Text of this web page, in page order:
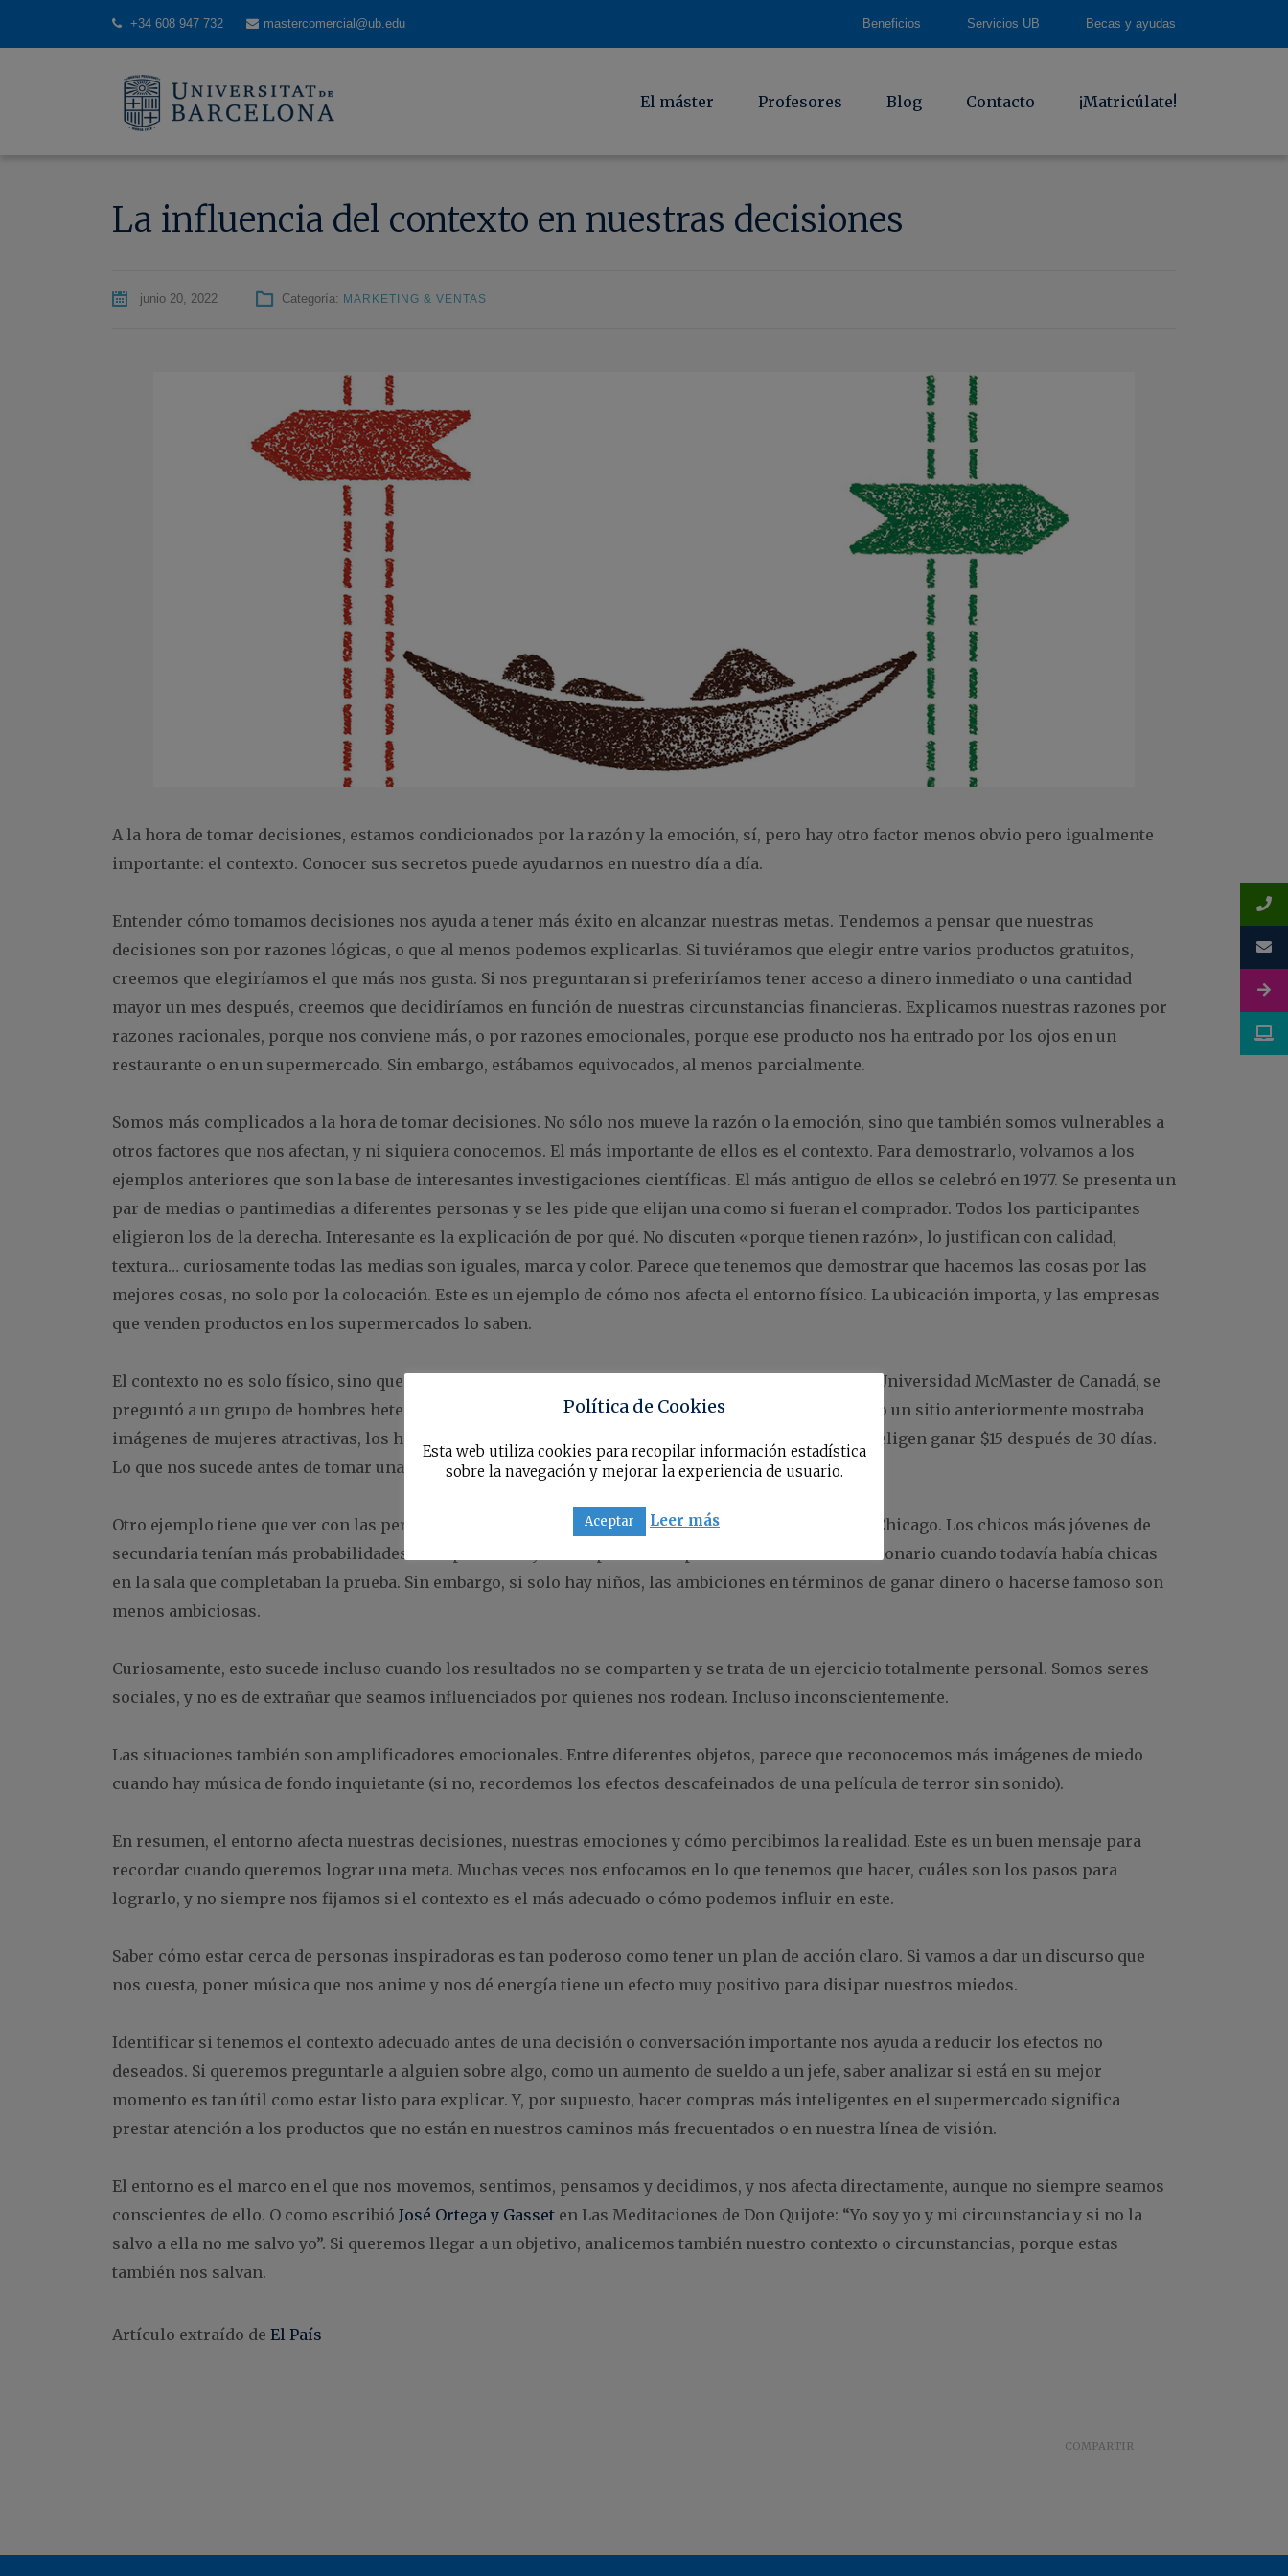
+34 608 947 732 mastercomercial@ub.edu Beneficios Servicios UB Becas y ayudas
El máster Profesores Blog Contacto ¡Matricúlate!
La influencia del contexto en nuestras decisiones
junio 20, 2022 Categoría: MARKETING & VENTAS
A la hora de tomar decisiones, estamos condicionados por la razón y la emoción, sí, pero hay otro factor menos obvio pero igualmente
importante: el contexto. Conocer sus secretos puede ayudarnos en nuestro día a día.
Entender cómo tomamos decisiones nos ayuda a tener más éxito en alcanzar nuestras metas. Tendemos a pensar que nuestras
decisiones son por razones lógicas, o que al menos podemos explicarlas. Si tuviéramos que elegir entre varios productos gratuitos,
creemos que elegiríamos el que más nos gusta. Si nos preguntaran si preferiríamos tener acceso a dinero inmediato o una cantidad
mayor un mes después, creemos que decidiríamos en función de nuestras circunstancias financieras. Explicamos nuestras razones por
razones racionales, porque nos conviene más, o por razones emocionales, porque ese producto nos ha entrado por los ojos en un
restaurante o en un supermercado. Sin embargo, estábamos equivocados, al menos parcialmente.
Somos más complicados a la hora de tomar decisiones. No sólo nos mueve la razón o la emoción, sino que también somos vulnerables a
otros factores que nos afectan, y ni siquiera conocemos. El más importante de ellos es el contexto. Para demostrarlo, volvamos a los
ejemplos anteriores que son la base de interesantes investigaciones científicas. El más antiguo de ellos se celebró en 1977. Se presenta un
par de medias o pantimedias a diferentes personas y se les pide que elijan una como si fueran el comprador. Todos los participantes
eligieron los de la derecha. Interesante es la explicación de por qué. No discuten «porque tienen razón», lo justifican con calidad,
textura… curiosamente todas las medias son iguales, marca y color. Parece que tenemos que demostrar que hacemos las cosas por las
mejores cosas, no solo por la colocación. Este es un ejemplo de cómo nos afecta el entorno físico. La ubicación importa, y las empresas
que venden productos en los supermercados lo saben.
El contexto no es solo físico, sino que también tiene otras dimensiones más sutiles. En 2004, en la Universidad McMaster de Canadá, se
preguntó a un grupo de hombres heterosexuales si ganarían $2 ahora o $15 un mes después. Cuando un sitio anteriormente mostraba
imágenes de mujeres atractivas, los hombres optaban por $2. Sin embargo, si no ven las imágenes, eligen ganar $15 después de 30 días.
Lo que nos sucede antes de tomar una decisión parece tan importante como la decisión misma.
Otro ejemplo tiene que ver con las personas que nos rodean, como lo demuestra la Universidad de Chicago. Los chicos más jóvenes de
secundaria tenían más probabilidades de expresar mayores aspiraciones profesionales en el cuestionario cuando todavía había chicas
en la sala que completaban la prueba. Sin embargo, si solo hay niños, las ambiciones en términos de ganar dinero o hacerse famoso son
menos ambiciosas.
Curiosamente, esto sucede incluso cuando los resultados no se comparten y se trata de un ejercicio totalmente personal. Somos seres
sociales, y no es de extrañar que seamos influenciados por quienes nos rodean. Incluso inconscientemente.
Las situaciones también son amplificadores emocionales. Entre diferentes objetos, parece que reconocemos más imágenes de miedo
cuando hay música de fondo inquietante (si no, recordemos los efectos descafeinados de una película de terror sin sonido).
En resumen, el entorno afecta nuestras decisiones, nuestras emociones y cómo percibimos la realidad. Este es un buen mensaje para
recordar cuando queremos lograr una meta. Muchas veces nos enfocamos en lo que tenemos que hacer, cuáles son los pasos para
lograrlo, y no siempre nos fijamos si el contexto es el más adecuado o cómo podemos influir en este.
Saber cómo estar cerca de personas inspiradoras es tan poderoso como tener un plan de acción claro. Si vamos a dar un discurso que
nos cuesta, poner música que nos anime y nos dé energía tiene un efecto muy positivo para disipar nuestros miedos.
Identificar si tenemos el contexto adecuado antes de una decisión o conversación importante nos ayuda a reducir los efectos no
deseados. Si queremos preguntarle a alguien sobre algo, como un aumento de sueldo a un jefe, saber analizar si está en su mejor
momento es tan útil como estar listo para explicar. Y, por supuesto, hacer compras más inteligentes en el supermercado significa
prestar atención a los productos que no están en nuestros caminos más frecuentados o en nuestra línea de visión.
El entorno es el marco en el que nos movemos, sentimos, pensamos y decidimos, y nos afecta directamente, aunque no siempre seamos
conscientes de ello. O como escribió José Ortega y Gasset en Las Meditaciones de Don Quijote: “Yo soy yo y mi circunstancia y si no la
salvo a ella no me salvo yo”. Si queremos llegar a un objetivo, analicemos también nuestro contexto o circunstancias, porque estas
también nos salvan.
Artículo extraído de El País
COMPARTIR
Política de Cookies
Esta web utiliza cookies para recopilar información estadística
sobre la navegación y mejorar la experiencia de usuario.
Aceptar Leer más